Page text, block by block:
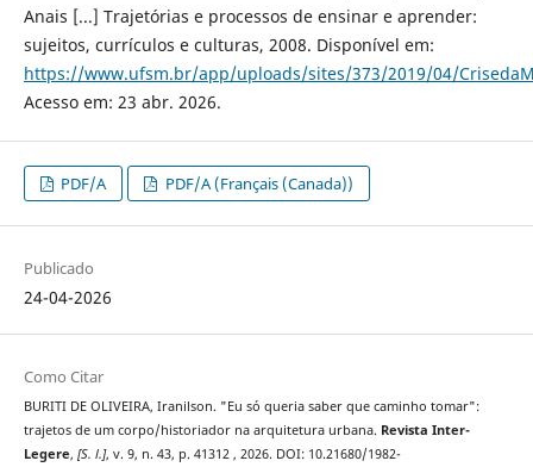
Anais [...] Trajetórias e processos de ensinar e aprender:
sujeitos, currículos e culturas, 2008. Disponível em:
https://www.ufsm.br/app/uploads/sites/373/2019/04/
Acesso em: 23 abr. 2026.
PDF/A PDF/A (Français (Canada))
Publicado
24-04-2026
Como Citar
BURITI DE OLIVEIRA, Iranilson. "Eu só queria saber que caminho tomar":
trajetos de um corpo/historiador na arquitetura urbana. Revista Inter-
Legere, [S. l.], v. 9, n. 43, p. 41312 , 2026. DOI: 10.21680/1982-